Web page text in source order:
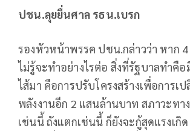
ปชน.ลุยยื่นศาล รธน.เบรก
รองหัวหน้าพรรค ปชน.กล่าวว่า หาก
ไม่รู้จะทำอย่างไรต่อ สิ่งที่รัฐบาลทำคื
ไส้มา คือการปรับโครงสร้างเพื่อการเ
พลังงานอีก 2 แสนล้านบาท สภาวะทา
เช่นนี้ ถังแตกเช่นนี้ ก็ยังจะกู้สุดแรงเกิ